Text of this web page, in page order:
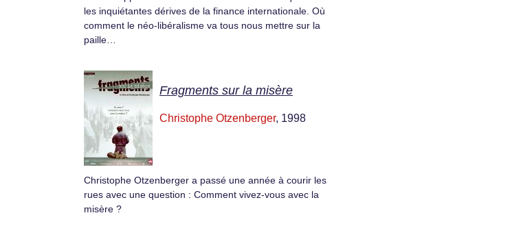
les inquiétantes dérives de la finance internationale. Où
comment le néo-libéralisme va tous nous mettre sur la
paille…
Fragments sur la misère
Christophe Otzenberger, 1998
Christophe Otzenberger a passé une année à courir les
rues avec une question : Comment vivez-vous avec la
misère ?